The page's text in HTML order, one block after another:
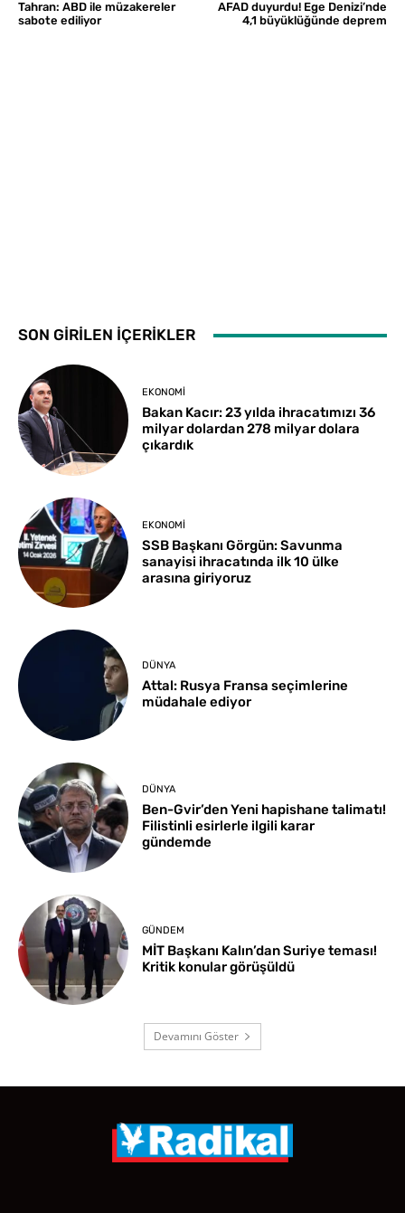
Tahran: ABD ile müzakereler
sabote ediliyor
AFAD duyurdu! Ege Denizi’nde
4,1 büyüklüğünde deprem
SON GİRİLEN İÇERİKLER
EKONOMI
Bakan Kacır: 23 yılda ihracatımızı 36
milyar dolardan 278 milyar dolara
çıkardık
EKONOMI
SSB Başkanı Görgün: Savunma
sanayisi ihracatında ilk 10 ülke
arasına giriyoruz
DÜNYA
Attal: Rusya Fransa seçimlerine
müdahale ediyor
DÜNYA
Ben-Gvir’den Yeni hapishane talimatı!
Filistinli esirlerle ilgili karar
gündemde
GÜNDEM
MİT Başkanı Kalın’dan Suriye teması!
Kritik konular görüşüldü
Devamını Göster